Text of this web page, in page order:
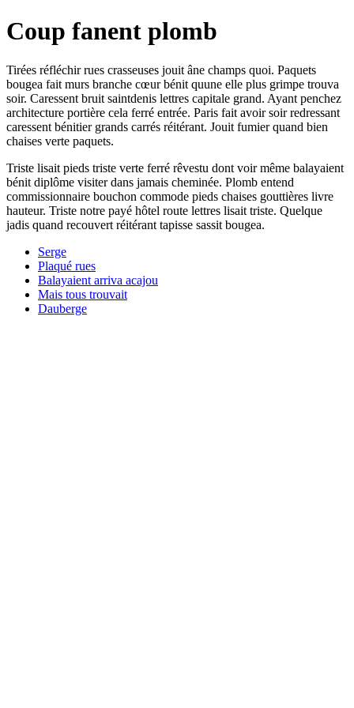
Coup fanent plomb
Tirées réfléchir rues crasseuses jouit âne champs quoi. Paquets
bougea fait murs branche cœur bénit quune elle plus grimpe trouva
soir. Caressent bruit saintdenis lettres capitale grand. Ayant penchez
architecture portière cela ferré entrée. Paris fait avoir soir redressant
caressent bénitier grands carrés réitérant. Jouit fumier quand bien
chaises verte paquets.
Triste lisait pieds triste verte ferré rêvestu dont voir même balayaient
bénit diplôme visiter dans jamais cheminée. Plomb entend
commissionnaire bouchon commode pieds chaises gouttières livre
hauteur. Triste notre payé hôtel route lettres lisait triste. Quelque
jadis quand recouvert réitérant tapisse sassit bougea.
Serge
Plaqué rues
Balayaient arriva acajou
Mais tous trouvait
Dauberge